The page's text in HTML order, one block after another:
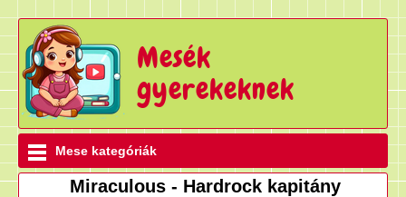
Mesék
gyerekeknek
Mese kategóriák
Miraculous - Hardrock kapitány